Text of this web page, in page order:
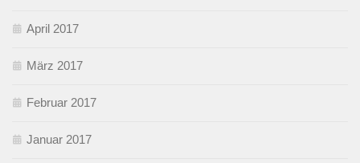
April 2017
März 2017
Februar 2017
Januar 2017